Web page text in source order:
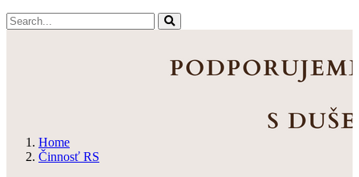
Home
Činnosť RS